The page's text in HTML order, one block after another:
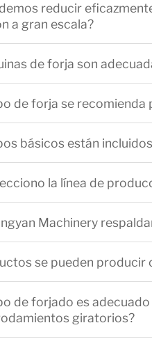
reducir
a gran escala?
de forja son
de forja se
básicos están
la línea de
Machinery
se pueden producir
de forjado es
giratorios?